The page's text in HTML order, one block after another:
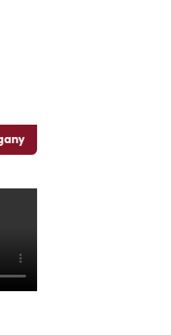
‎Nasirun Maestro Lukis